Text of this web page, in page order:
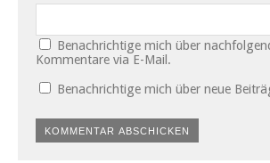
Benachrichtige mich über
Kommentare via E-Mail.
Benachrichtige mich über neue